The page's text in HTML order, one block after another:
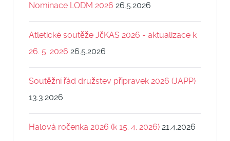
Nominace LODM 2026 26.5.2026
Atletické soutěže JčKAS 2026 - aktualizace k
26. 5. 2026 26.5.2026
Soutěžní řád družstev přípravek 2026 (JAPP)
13.3.2026
Halová ročenka 2026 (k 15. 4. 2026) 21.4.2026